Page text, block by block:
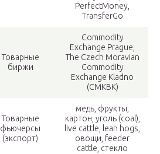
PerfectMoney,
TransferGo
Товарные
биржи
Commodity
Exchange Prague,
The Czech Moravian
Commodity
Exchange Kladno
(CMKBK)
Товарные
фьючерсы
(экспорт)
медь, фрукты,
картон, уголь (coal),
live cattle, lean hogs,
овощи, feeder
cattle, стекло